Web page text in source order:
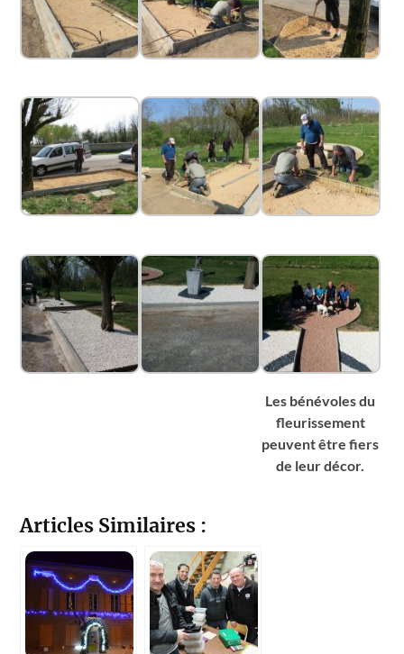
Les bénévoles du
fleurissement
peuvent être fiers
de leur décor.
Articles Similaires :